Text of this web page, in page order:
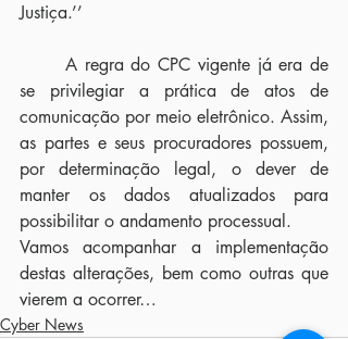
Justiça.’’
se privilegiar a prática de atos de
comunicação por meio eletrônico. Assim,
as partes e seus procuradores possuem,
por determinação legal, o dever de
manter os dados atualizados para
possibilitar o andamento processual.
Vamos acompanhar a implementação
destas alterações, bem como outras que
vierem a ocorrer…
Cyber News